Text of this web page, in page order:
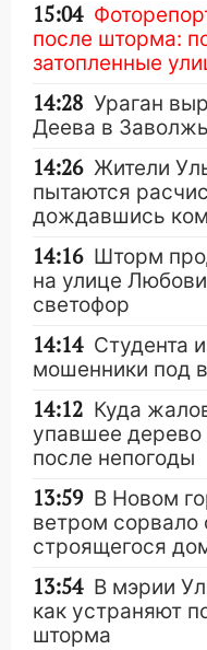
15:04
после шторма:
затопленные
14:28 Ураган
Деева в
14:26 Жители
пытаются
дождавшись
14:16 Шторм
на улице
светофор
14:14 Студента
мошенники под
14:12 Куда
упавшее дерево
после непогоды
13:59 В Новом
ветром сорвало
строящегося
13:54 В мэрии
как устраняют
шторма